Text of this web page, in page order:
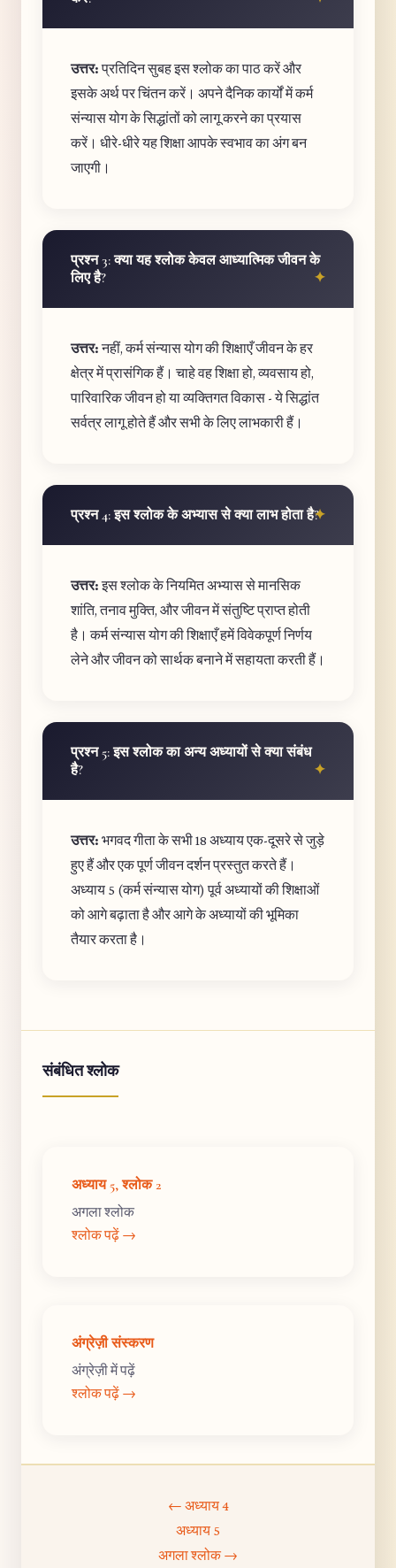
उत्तर:प्रतिदिन सुबह इस श्लोक का पाठ करें और
इसके अर्थ पर चिंतन करें। अपने दैनिक कार्यों में कर्म
संन्यास योग के सिद्धांतों को लागू करने का प्रयास
करें। धीरे-धीरे यह शिक्षा आपके स्वभाव का अंग बन
जाएगी।
प्रश्न 3: क्या यह श्लोक केवल आध्यात्मिक जीवन के
लिए है?
उत्तर:नहीं, कर्म संन्यास योग की शिक्षाएँ जीवन के हर
क्षेत्र में प्रासंगिक हैं। चाहे वह शिक्षा हो, व्यवसाय हो,
पारिवारिक जीवन हो या व्यक्तिगत विकास - ये सिद्धांत
सर्वत्र लागू होते हैं और सभी के लिए लाभकारी हैं।
प्रश्न 4: इस श्लोक के अभ्यास से क्या लाभ होता है?
उत्तर:इस श्लोक के नियमित अभ्यास से मानसिक
शांति, तनाव मुक्ति, और जीवन में संतुष्टि प्राप्त होती
है। कर्म संन्यास योग की शिक्षाएँ हमें विवेकपूर्ण निर्णय
लेने और जीवन को सार्थक बनाने में सहायता करती हैं।
प्रश्न 5: इस श्लोक का अन्य अध्यायों से क्या संबंध
है?
उत्तर: भगवद गीता के सभी 18 अध्याय एक-दूसरे से जुड़े
हुए हैं और एक पूर्ण जीवन दर्शन प्रस्तुत करते हैं।
अध्याय 5 (कर्म संन्यास योग) पूर्व अध्यायों की शिक्षाओं
को आगे बढ़ाता है और आगे के अध्यायों की भूमिका
तैयार करता है।
संबंधित श्लोक
अध्याय 5, श्लोक 2
अगला श्लोक
श्लोक पढ़ें →
अंग्रेज़ी संस्करण
अंग्रेज़ी में पढ़ें
श्लोक पढ़ें →
← अध्याय 4
अध्याय 5
अगला श्लोक →